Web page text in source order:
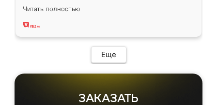
вполне довольна. Служит кухня уже почти
два года, нареканий нет.
Читать полностью
Еще
ЗАКАЗАТЬ